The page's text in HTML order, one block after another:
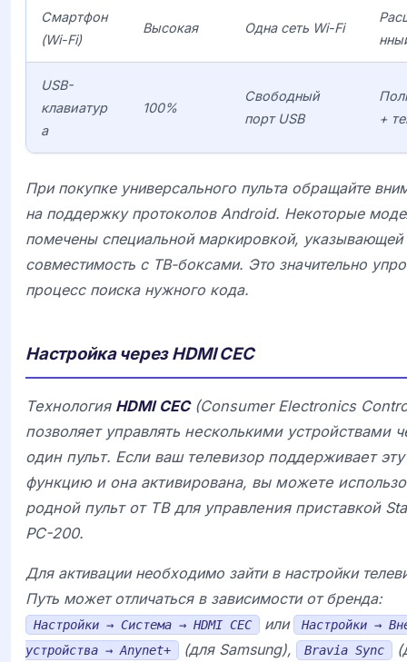
Смартфон
(Wi-Fi)
Высокая Одна сеть Wi-Fi
USB-
клавиатур
а
100%
Свободный
порт USB
+
При покупке универсального пульта обращайте
на поддержку протоколов Android. Некоторые
помечены специальной маркировкой, указывающей
совместимость с ТВ-боксами. Это значительно
процесс поиска нужного кода.
Настройка через HDMI CEC
Технология HDMI CEC(Consumer Electronics
позволяет управлять несколькими устройствами
один пульт. Если ваш телевизор поддерживает эту
функцию и она активирована, вы можете
родной пульт от ТВ для управления приставкой
PC-200.
Для активации необходимо зайти в настройки
Путь может отличаться в зависимости от бренда:
Настройки → Система → HDMI CEC или
Настройки →
устройства → Anynet+
(для Samsung), Bravia Sync